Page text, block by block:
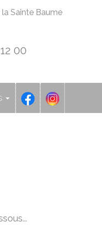
Sainte Baume
00